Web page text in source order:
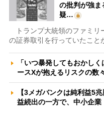
の批判が強ま
疑…
トランプ大統領のファミリ
の証券取引を行っていたこと
「いつ暴発してもおかし
ースXが抱えるリスクの数
【3メガバンクは純利益5
益続出の一方で、中小企